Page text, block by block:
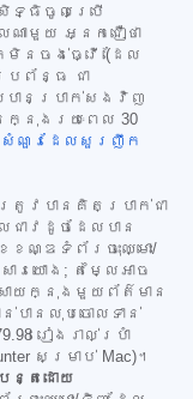
ទ្ធិចូលប្រើ
ណាមួយ អ្នកជឿថា
មិនចង់ធ្វើ (ដែល
រព័ន្ធ ជា
ានប្រាក់សងវិញ
ក្នុងរយៈពេល 30
សំណួរដែលសួរញឹក
វបានគិតប្រាក់ជា
ាវដូចដែលបាន
ណ្ឌទំព័រចុះឈ្មោះ/
រយោង; តម្លៃអាច
ាយក្នុងមួយព័ត៌មាន
ានលុបចោលទាន់
រៀងរាល់ប្រាំ
សម្រាប់ Mac)។
បន្តដោយ